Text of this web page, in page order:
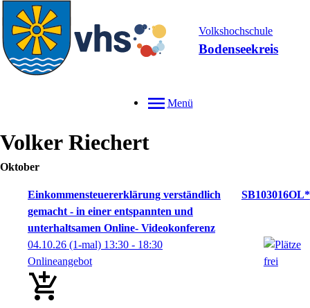
Volkshochschule
Bodenseekreis
Menü
Volker Riechert
Oktober
Einkommensteuererklärung verständlich
gemacht - in einer entspannten und
unterhaltsamen Online- Videokonferenz
SB103016OL*
04.10.26 (1-mal) 13:30 - 18:30
Onlineangebot